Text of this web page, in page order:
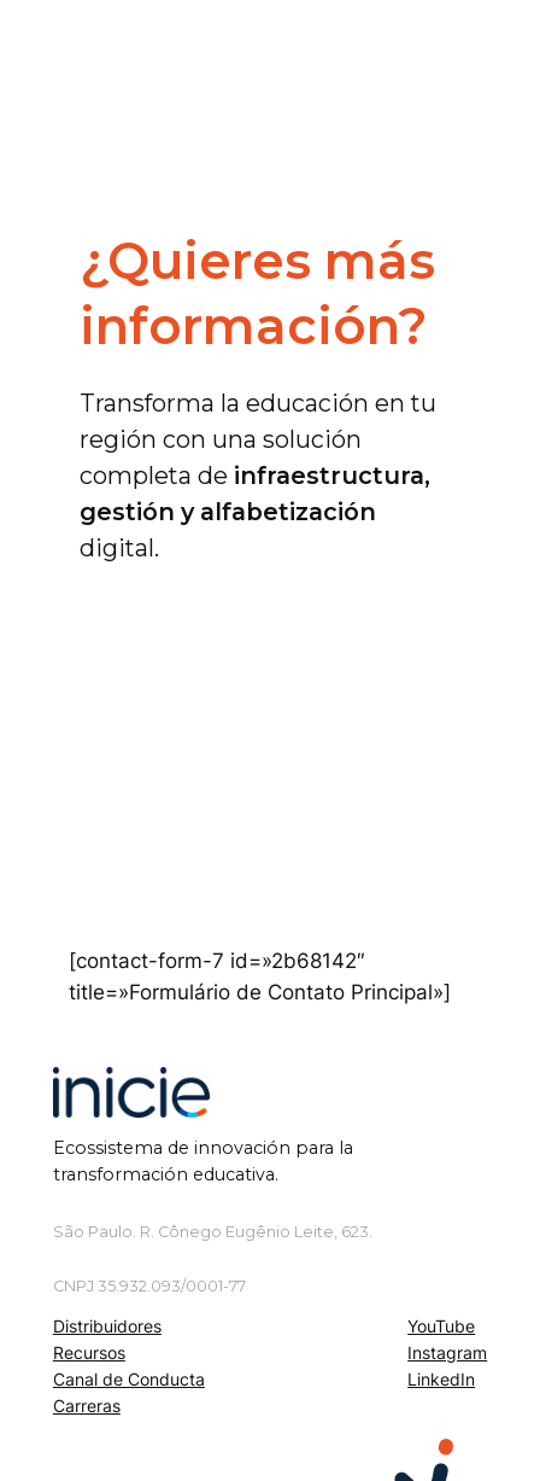
¿Quieres más
información?
Transforma la educación en tu
región con una solución
completa de infraestructura,
gestión y alfabetización
digital.
[contact-form-7 id=»2b68142″
title=»Formulário de Contato Principal»]
Ecossistema de innovación para la
transformación educativa.
São Paulo. R. Cônego Eugênio Leite, 623.
CNPJ 35.932.093/0001-77
Distribuidores
Recursos
Canal de Conducta
Carreras
YouTube
Instagram
LinkedIn